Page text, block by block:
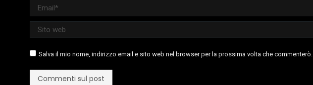
Email *
Sito web
Salva il mio nome, indirizzo email e sito web nel browser per la prossima volta che commenterò.
Commenti sul post